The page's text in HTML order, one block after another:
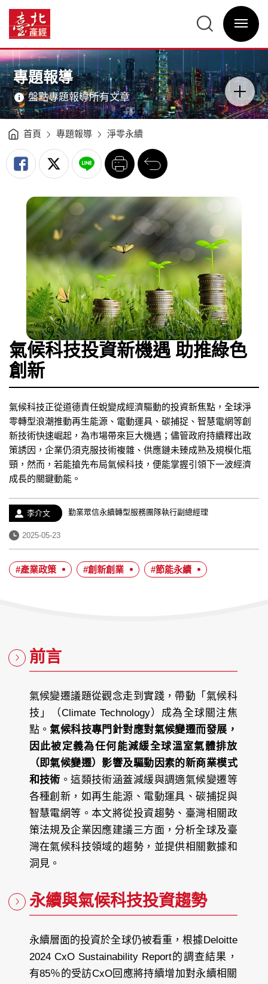
遇
助
推
色
創
新
-
臺
北
產
經
臺
經
訊
網
網
站
主
單
選
單
關
主
意
境
專題報導
盤點專題報導所有文章
分
類
開
關
首頁 專題報導 淨零永續
列
印
回
前
一
頁
氣候科技投資新機遇 助推綠色
創新
氣候科技正從道德責任蛻變成經濟驅動的投資新焦點，全球淨
零轉型浪潮推動再生能源、電動運具、碳捕捉、智慧電網等創
新技術快速崛起，為市場帶來巨大機遇；儘管政府持續釋出政
策誘因，企業仍須克服技術複雜、供應鏈未臻成熟及規模化瓶
頸，然而，若能搶先布局氣候科技，便能掌握引領下一波經濟
成長的關鍵動能。
作
李介文
經
勤業眾信永續轉型服務團隊執行副總經理
發
布
日
期：
2025-05-23
#產業政策 #創新創業 #節能永續
前言
氣候變遷議題從觀念走到實踐，帶動「氣候科
技」（Climate Technology）成為全球關注焦
點。氣候科技專門針對應對氣候變遷而發展，
因此被定義為任何能減緩全球溫室氣體排放
（即氣候變遷）影響及驅動因素的新商業模式
和技術 。這類技術涵蓋減緩與調適氣候變遷等
各種創新，如再生能源、電動運具、碳捕捉與
智慧電網等。本文將從投資趨勢、臺灣相關政
策法規及企業因應建議三方面，分析全球及臺
灣在氣候科技領域的趨勢，並提供相關數據和
洞見。
永續與氣候科技投資趨勢
永續層面的投資於全球仍被看重，根據Deloitte
2024 CxO Sustainability Report的調查結果，
有85％的受訪CxO回應將持續增加對永續相關